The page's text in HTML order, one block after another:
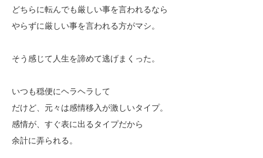
どちらに転んでも厳しい事を言われるなら
やらずに厳しい事を言われる方がマシ。
そう感じて人生を諦めて逃げまくった。
いつも穏便にヘラヘラして
だけど、元々は感情移入が激しいタイプ。
感情が、すぐ表に出るタイプだから
余計に弄られる。